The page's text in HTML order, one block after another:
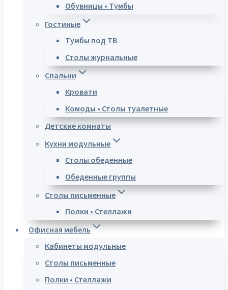
Обувницы • Тумбы
Гостиные
Тумбы под ТВ
Столы журнальные
Спальни
Кровати
Комоды • Столы туалетные
Детские комнаты
Кухни модульные
Столы обеденные
Обеденные группы
Столы письменные
Полки • Стеллажи
Офисная мебель
Кабинеты модульные
Столы письменные
Полки • Стеллажи